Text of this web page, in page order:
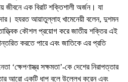
এক বিরাট শক্তিশালী অর্জন। যা
হযরত আয়াতুল্লাহ খামেনেয়ী বলেন, দুশমন
কৌশল প্রয়োগ করে জাতীয় শক্তির এই
করতে পারে এবং জাতিকে এর প্রতি
‘ক্ষেপণাস্ত্র সক্ষমতা’-কে দেশের নিরাপত্তার
আরো একটি ধাপ বলে উল্লেখ করেন এবং